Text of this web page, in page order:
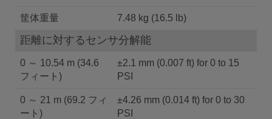
筐体重量 7.48 kg (16.5 lb)
距離に対するセンサ分解能
0 ～ 10.54 m (34.6
フィート)
±2.1 mm (0.007 ft) for 0 to 15
PSI
0 ～ 21 m (69.2 フィ
ート)
±4.26 mm (0.014 ft) for 0 to 30
PSI